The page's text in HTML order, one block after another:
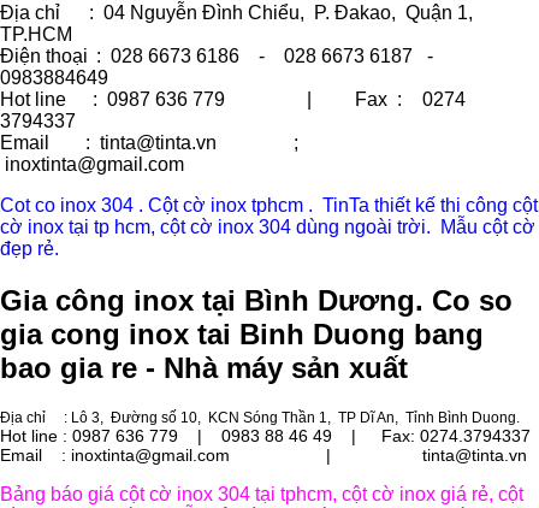
Địa chỉ
: 04 Nguyễn Đình Chiểu, P. Đakao, Quận 1,
TP.HCM
Điện thoại : 028 6673 6186 - 028 6673 6187 -
0983884649
Hot line
: 0987 636 779 | Fax :
0274
3794337
Email
: tinta@tinta.vn ;
inoxtinta@gmail.com
Cot co inox 304 . Cột cờ inox tphcm . TinTa thiết kế thi công cột
cờ inox tại tp hcm, cột cờ inox 304 dùng ngoài trời. Mẫu cột cờ
đẹp rẻ.
Gia công inox tại Bình Dương. Co so
gia cong inox tai Binh Duong bang
bao gia re - Nhà máy sản xuất
Địa chỉ : Lô 3, Đường số 10, KCN Sóng Thần 1, TP Dĩ An, Tỉnh Bình Duong.
Hot line : 0987 636 779 | 0983 88 46 49 |
Fax: 0274.3794337
Email : inoxtinta@gmail.com | tinta@tinta.vn
Bảng báo giá cột cờ inox 304 tại tphcm, cột cờ inox giá rẻ, cột